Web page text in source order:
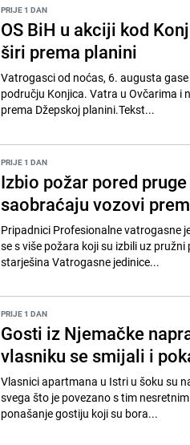
PRIJE 1 DAN
OS BiH u akciji kod
širi prema planini
Vatrogasci od noćas, 6. augusta
području Konjica. Vatra u Ovčarima i
prema Džepskoj planini.Tekst...
PRIJE 1 DAN
Izbio požar pored
saobraćaju vozovi
Pripadnici Profesionalne vatrogasne
se s više požara koji su izbili uz
starješina Vatrogasne jedinice...
PRIJE 1 DAN
Gosti iz Njemačke
vlasniku se smijali i
Vlasnici apartmana u Istri u šoku su
svega što je povezano s tim
ponašanje gostiju koji su bora...